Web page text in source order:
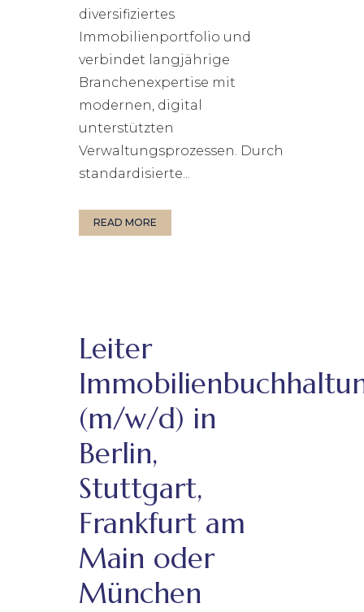
diversifiziertes
Immobilienportfolio und
verbindet langjährige
Branchenexpertise mit
modernen, digital
unterstützten
Verwaltungsprozessen. Durch
standardisierte...
READ MORE
Leiter
(m/w/d) in
Berlin,
Stuttgart,
Frankfurt am
Main oder
München